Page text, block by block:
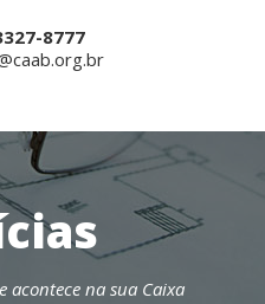
8777
na sua Caixa